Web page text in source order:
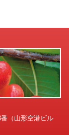
（山形空港ビル